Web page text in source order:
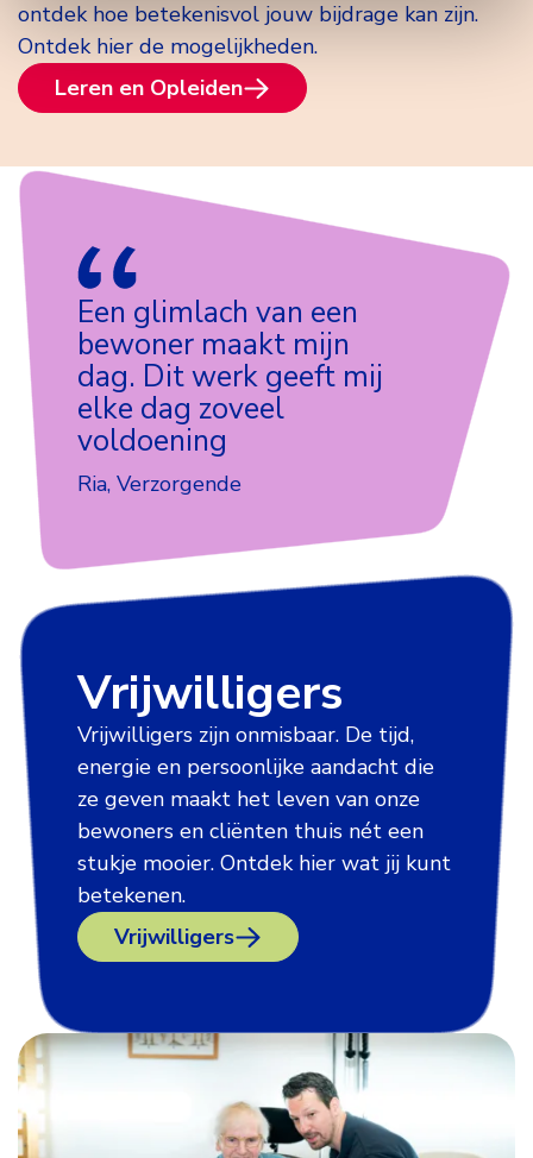
ontdek hoe betekenisvol jouw bijdrage kan zijn.
Ontdek hier de mogelijkheden.
Leren en Opleiden
Een glimlach van een
bewoner maakt mijn
dag. Dit werk geeft mij
elke dag zoveel
voldoening
Ria, Verzorgende
Vrijwilligers
Vrijwilligers zijn onmisbaar. De tijd,
energie en persoonlijke aandacht die
ze geven maakt het leven van onze
bewoners en cliënten thuis nét een
stukje mooier. Ontdek hier wat jij kunt
betekenen.
Vrijwilligers